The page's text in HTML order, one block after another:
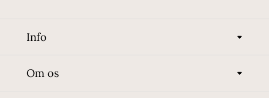
Info
Om os